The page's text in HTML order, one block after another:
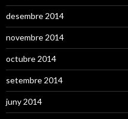
desembre 2014
novembre 2014
octubre 2014
setembre 2014
juny 2014